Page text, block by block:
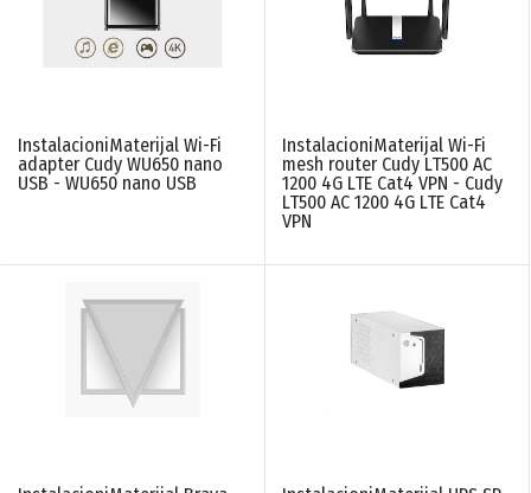
LINIJA PROIZVODA
Mrezna oprema(2)
Alarmni sistemi (1)
InstalacioniMaterijal Wi-Fi
adapter Cudy WU650 nano
USB - WU650 nano USB
InstalacioniMaterijal Wi-Fi
mesh router Cudy LT500 AC
1200 4G LTE Cat4 VPN - Cudy
LT500 AC 1200 4G LTE Cat4
VPN